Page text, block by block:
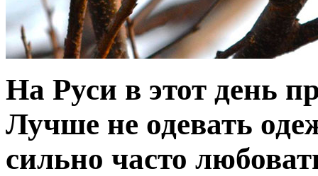
На Руси в этот день
Лучше не одевать
сильно часто